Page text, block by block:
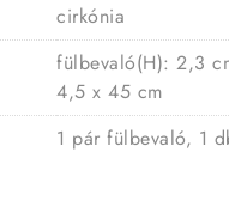
cirkónia
fülbevaló(H): 2,3
4,5 x 45 cm
1 pár fülbevaló, 1